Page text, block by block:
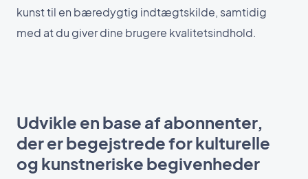
kunst til en bæredygtig indtægtskilde, samtidig
med at du giver dine brugere kvalitetsindhold.
Udvikle en base af abonnenter,
der er begejstrede for kulturelle
og kunstneriske begivenheder